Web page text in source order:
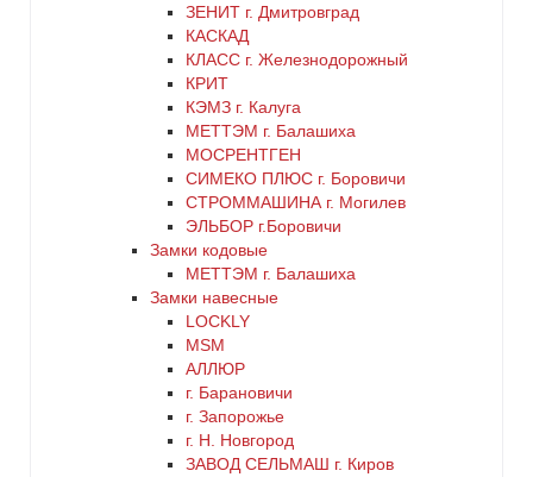
ЗЕНИТ г. Дмитровград
КАСКАД
КЛАСС г. Железнодорожный
КРИТ
КЭМЗ г. Калуга
МЕТТЭМ г. Балашиха
МОСРЕНТГЕН
СИМЕКО ПЛЮС г. Боровичи
СТРОММАШИНА г. Могилев
ЭЛЬБОР г.Боровичи
Замки кодовые
МЕТТЭМ г. Балашиха
Замки навесные
LOCKLY
MSM
АЛЛЮР
г. Барановичи
г. Запорожье
г. Н. Новгород
ЗАВОД СЕЛЬМАШ г. Киров